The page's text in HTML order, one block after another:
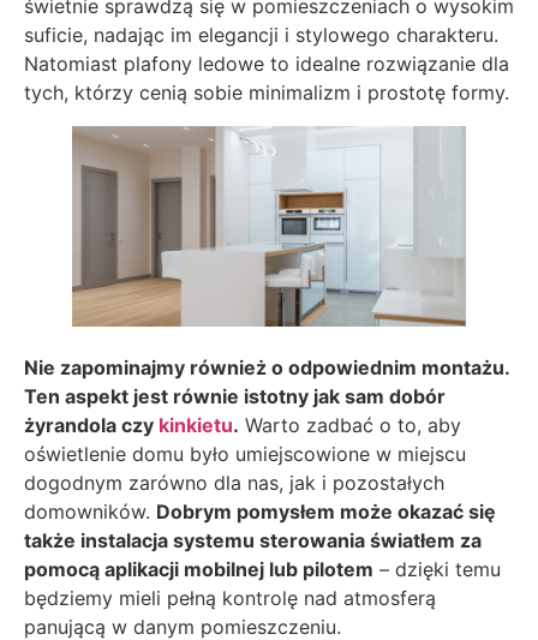
świetnie sprawdzą się w pomieszczeniach o wysokim
suficie, nadając im elegancji i stylowego charakteru.
Natomiast plafony ledowe to idealne rozwiązanie dla
tych, którzy cenią sobie minimalizm i prostotę formy.
Nie zapominajmy również o odpowiednim montażu.
Ten aspekt jest równie istotny jak sam dobór
żyrandola czy kinkietu. Warto zadbać o to, aby
oświetlenie domu było umiejscowione w miejscu
dogodnym zarówno dla nas, jak i pozostałych
domowników. Dobrym pomysłem może okazać się
także instalacja systemu sterowania światłem za
pomocą aplikacji mobilnej lub pilotem – dzięki temu
będziemy mieli pełną kontrolę nad atmosferą
panującą w danym pomieszczeniu.